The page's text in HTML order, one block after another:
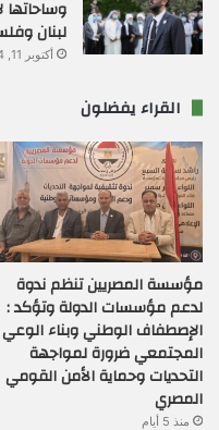
وساحاتها
لبنان
أكتوبر 11, 2024
القراء يفضلون
مؤسسة المصريين تنظم ندوة
لدعم مؤسسات الدولة وتؤكد :
الإصطفاف الوطني وبناء الوعي
المجتمعي ضرورة لمواجهة
التحديات وحماية الأمن القومي
المصري
منذ 5 أيام